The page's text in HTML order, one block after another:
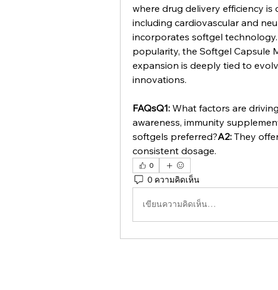
where drug delivery efficiency is
including cardiovascular and
incorporates softgel
popularity, the Softgel Capsule
expansion is deeply tied to
innovations.
FAQsQ1: What factors are
awareness, immunity
softgels preferred?A2: They
consistent dosage.
0
0 ความคิดเห็น
เขียนความคิดเห็น…